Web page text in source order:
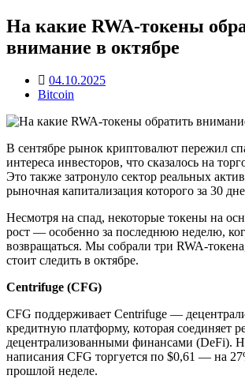
На какие RWA-токены
внимание в октябре
04.10.2025
Bitcoin
В сентябре рынок криптовалют пережил
интереса инвесторов, что сказалось на
Это также затронуло сектор реальных
рыночная капитализация которого за 30
Несмотря на спад, некоторые токены на
рост — особенно за последнюю неделю,
возвращаться. Мы собрали три RWA-
стоит следить в октябре.
Centrifuge (CFG)
CFG поддерживает Centrifuge —
кредитную платформу, которая соединяет
децентрализованными финансами (DeFi).
написания CFG торгуется по $0,61 — на
прошлой неделе.